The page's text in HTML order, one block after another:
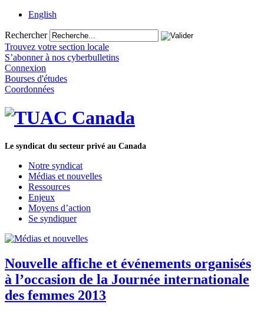
English
Rechercher
Trouvez votre section locale
S’abonner à nos cyberbulletins
Connexion
Bourses d'études
Coordonnées
Le syndicat du secteur privé au Canada
Notre syndicat
Médias et nouvelles
Ressources
Enjeux
Moyens d’action
Se syndiquer
Nouvelle affiche et événements organisés
à l’occasion de la Journée internationale
des femmes 2013